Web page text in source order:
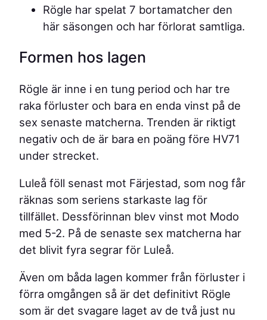
Rögle har spelat 7 bortamatcher den
här säsongen och har förlorat samtliga.
Formen hos lagen
Rögle är inne i en tung period och har tre
raka förluster och bara en enda vinst på de
sex senaste matcherna. Trenden är riktigt
negativ och de är bara en poäng före HV71
under strecket.
Luleå föll senast mot Färjestad, som nog får
räknas som seriens starkaste lag för
tillfället. Dessförinnan blev vinst mot Modo
med 5-2. På de senaste sex matcherna har
det blivit fyra segrar för Luleå.
Även om båda lagen kommer från förluster i
förra omgången så är det definitivt Rögle
som är det svagare laget av de två just nu